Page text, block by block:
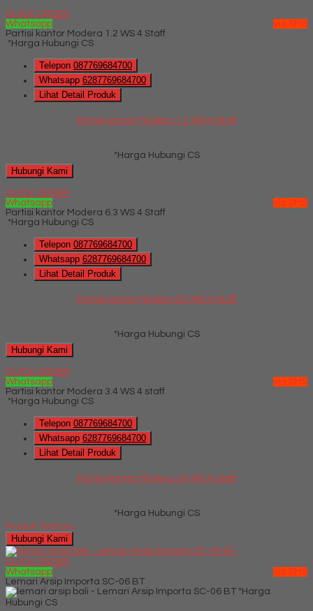
QUICK ORDER
Whatsapp
via SMS
Partisi kantor Modera 1.2 WS 4 Staff
*Harga Hubungi CS
Telepon 087769684700
Whatsapp 6287769684700
Lihat Detail Produk
Partisi kantor Modera 1.2 WS 4 Staff
*Harga Hubungi CS
Hubungi Kami
QUICK ORDER
Whatsapp
via SMS
Partisi kantor Modera 6.3 WS 4 Staff
*Harga Hubungi CS
Telepon 087769684700
Whatsapp 6287769684700
Lihat Detail Produk
Partisi kantor Modera 6.3 WS 4 Staff
*Harga Hubungi CS
Hubungi Kami
QUICK ORDER
Whatsapp
via SMS
Partisi kantor Modera 3.4 WS 4 staff
*Harga Hubungi CS
Telepon 087769684700
Whatsapp 6287769684700
Lihat Detail Produk
Partisi kantor Modera 3.4 WS 4 staff
*Harga Hubungi CS
Produk Terbaru
Hubungi Kami
QUICK ORDER
Whatsapp
via SMS
Lemari Arsip Importa SC-06 BT
*Harga
Hubungi CS